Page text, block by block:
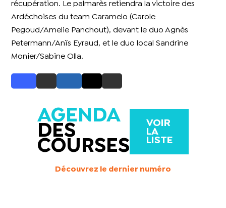
récupération. Le palmarès retiendra la victoire des
Ardéchoises du team Caramelo (Carole
Pegoud/Amelie Panchout), devant le duo Agnès
Petermann/Anïs Eyraud, et le duo local Sandrine
Monier/Sabine Olla.
AGENDA
DES
COURSES
VOIR
LA
LISTE
Découvrez le dernier numéro